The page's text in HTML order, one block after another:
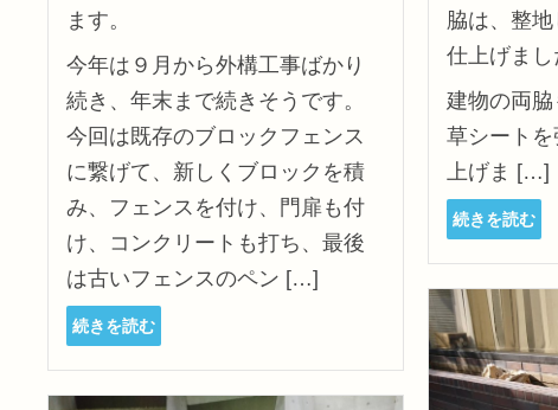
ます。
今年は９月から外構工事ばかり
続き、年末まで続きそうです。
今回は既存のブロックフェンス
に繋げて、新しくブロックを積
み、フェンスを付け、門扉も付
け、コンクリートも打ち、最後
は古いフェンスのペン […]
続きを読む
脇は、整
仕上げまし
建物の両
草シート
上げま […]
続きを読む